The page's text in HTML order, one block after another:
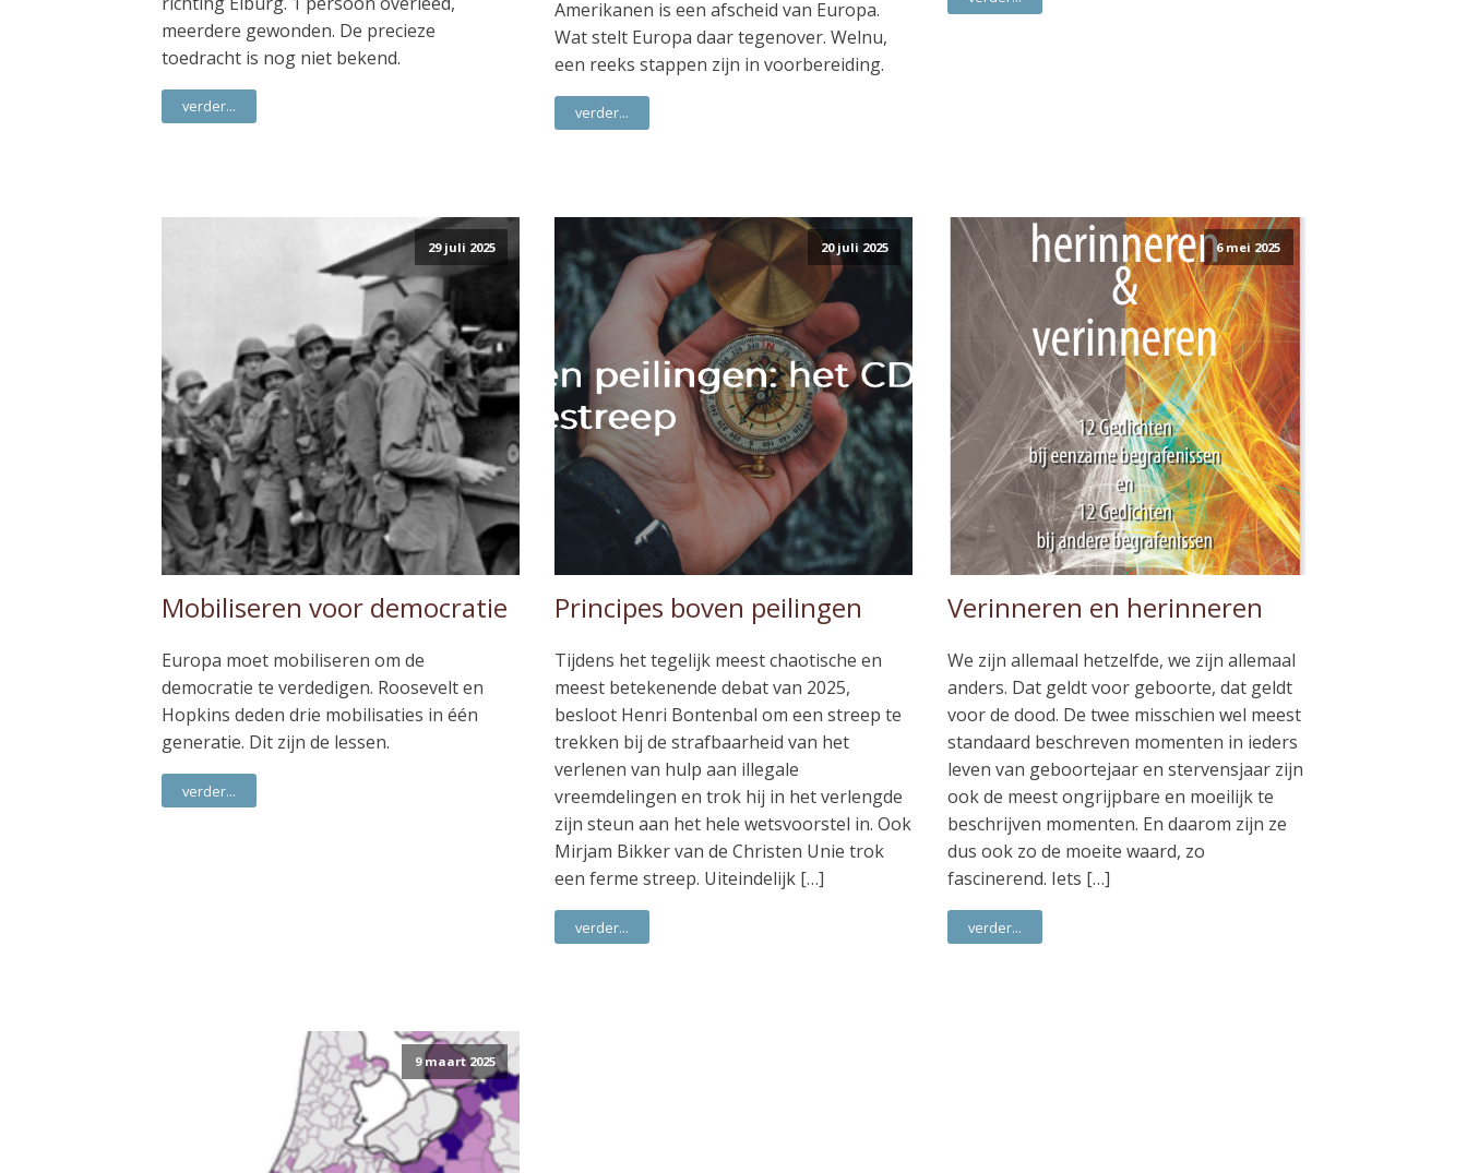
meerdere gewonden. De precieze
toedracht is nog niet bekend.
verder...
Amerikanen is een afscheid van Europa.
Wat stelt Europa daar tegenover. Welnu,
een reeks stappen zijn in voorbereiding.
verder...
29 juli 2025
Mobiliseren voor democratie
Europa moet mobiliseren om de
democratie te verdedigen. Roosevelt en
Hopkins deden drie mobilisaties in één
generatie. Dit zijn de lessen.
verder...
20 juli 2025
Principes boven peilingen
Tijdens het tegelijk meest chaotische en
meest betekenende debat van 2025,
besloot Henri Bontenbal om een streep te
trekken bij de strafbaarheid van het
verlenen van hulp aan illegale
vreemdelingen en trok hij in het verlengde
zijn steun aan het hele wetsvoorstel in. Ook
Mirjam Bikker van de Christen Unie trok
een ferme streep. Uiteindelijk […]
verder...
6 mei 2025
Verinneren en herinneren
We zijn allemaal hetzelfde, we zijn allemaal
anders. Dat geldt voor geboorte, dat geldt
voor de dood. De twee misschien wel meest
standaard beschreven momenten in ieders
leven van geboortejaar en stervensjaar zijn
ook de meest ongrijpbare en moeilijk te
beschrijven momenten. En daarom zijn ze
dus ook zo de moeite waard, zo
fascinerend. Iets […]
verder...
9 maart 2025